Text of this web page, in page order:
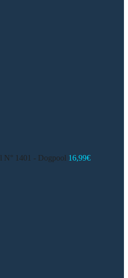
N° 1401 - Dogpool 16,99€